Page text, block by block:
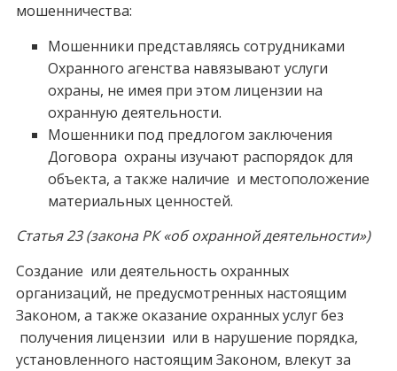
мошенничества:
Мошенники представляясь сотрудниками
Охранного агенства навязывают услуги
охраны, не имея при этом лицензии на
охранную деятельности.
Мошенники под предлогом заключения
Договора охраны изучают распорядок для
объекта, а также наличие и местоположение
материальных ценностей.
Статья 23 (закона РК «об охранной деятельности»)
Создание или деятельность охранных
организаций, не предусмотренных настоящим
Законом, а также оказание охранных услуг без
получения лицензии или в нарушение порядка,
установленного настоящим Законом, влекут за